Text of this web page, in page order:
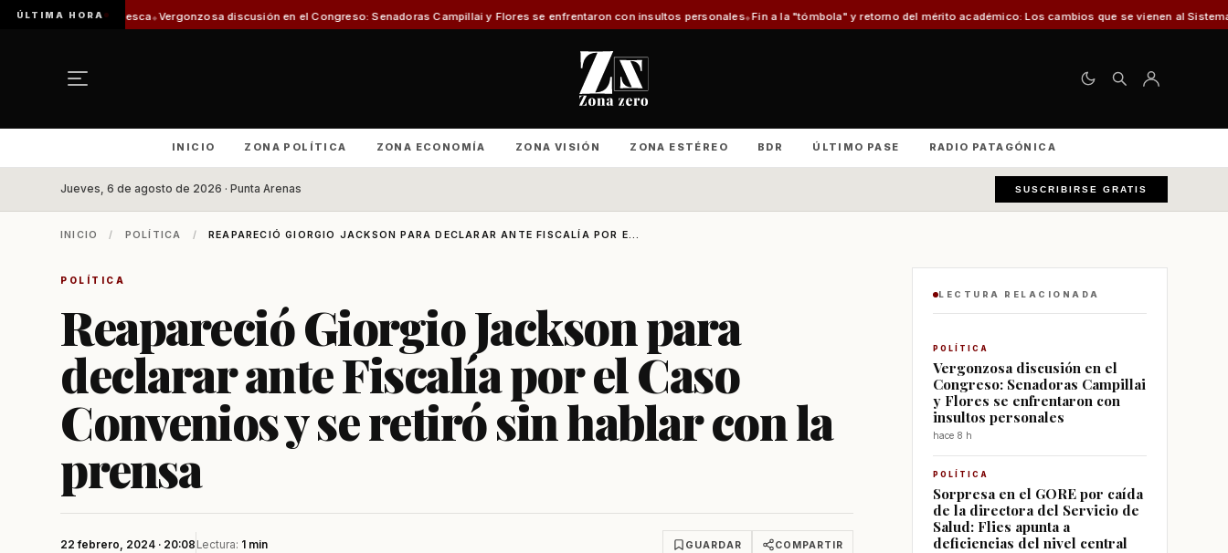
ÚLTIMA HORA
Vergonzosa discusión en el Congreso: Senadoras Campillai y Flores se enfrentaron con insultos personales Fin a la "tómbola" y retorno del mérito académico: Los cambios que se vienen al Sistema de Admisión Escolar
INICIO ZONA POLÍTICA ZONA ECONOMÍA ZONA VISIÓN ZONA ESTÉREO BDR ÚLTIMO PASE RADIO PATAGÓNICA
Jueves, 6 de agosto de 2026 · Punta Arenas SUSCRIBIRSE GRATIS
INICIO / POLÍTICA / REAPARECIÓ GIORGIO JACKSON PARA DECLARAR ANTE FISCALÍA POR E...
POLÍTICA
Reapareció Giorgio Jackson para
declarar ante Fiscalía por el Caso
Convenios y se retiró sin hablar con la
prensa
22 febrero, 2024 · 20:08 Lectura: 1 min GUARDAR COMPARTIR
LECTURA RELACIONADA
POLÍTICA
Vergonzosa discusión en el
Congreso: Senadoras Campillai
y Flores se enfrentaron con
insultos personales
hace 8 h
POLÍTICA
Sorpresa en el GORE por caída
de la directora del Servicio de
Salud: Flies apunta a
deficiencias del nivel central